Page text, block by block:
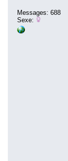
Messages: 688
Sexe: